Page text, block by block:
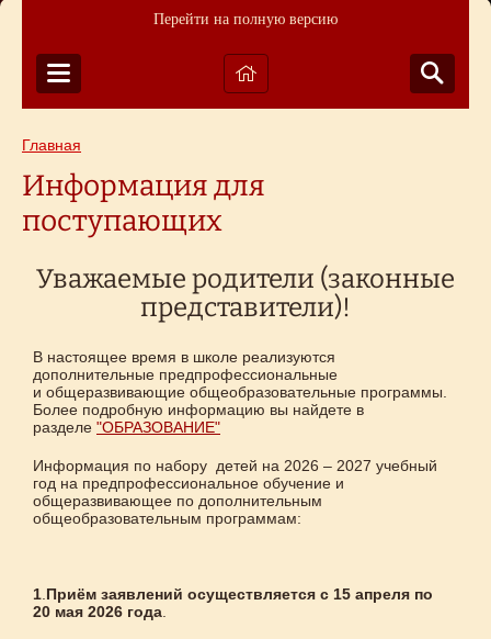
Перейти на полную версию
Главная
Информация для
поступающих
Уважаемые родители (законные
представители)!
В настоящее время в школе реализуются
дополнительные предпрофессиональные
и общеразвивающие общеобразовательные программы.
Более подробную информацию вы найдете в
разделе "ОБРАЗОВАНИЕ"
Информация по набору детей на 2026 – 2027 учебный
год на предпрофессиональное обучение и
общеразвивающее по дополнительным
общеобразовательным программам:
1 Приём заявлений осуществляется с 15 апреля по
20 мая 2026 года